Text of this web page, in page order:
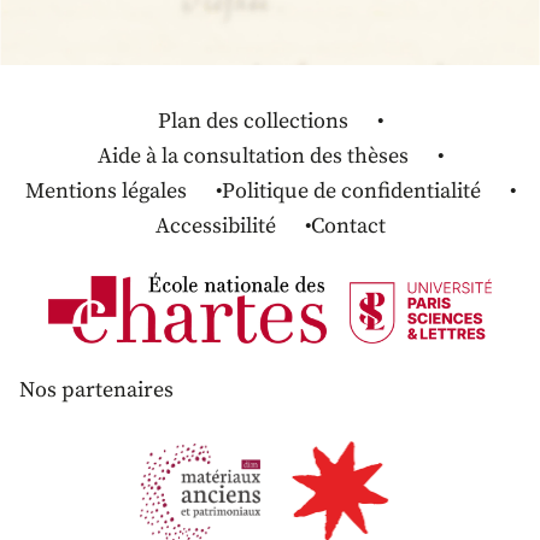
Plan des collections
Aide à la consultation des thèses
Mentions légales
Politique de confidentialité
Accessibilité
Contact
Nos partenaires